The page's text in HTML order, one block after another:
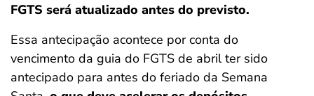
FGTS será atualizado antes do previsto.
Essa antecipação acontece por conta do
vencimento da guia do FGTS de abril ter sido
antecipado para antes do feriado da Semana